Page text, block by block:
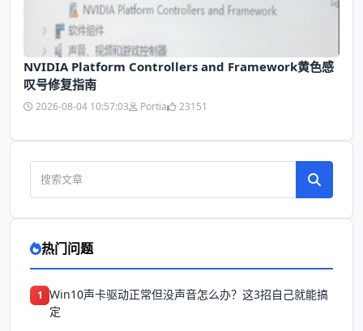
NVIDIA Platform Controllers and Framework黄色感
叹号修复指南
2026-08-04 10:57:03 Portia 23151
热门问题
1 Win10声卡驱动正常但没声音怎么办？这3招自己就能搞
定